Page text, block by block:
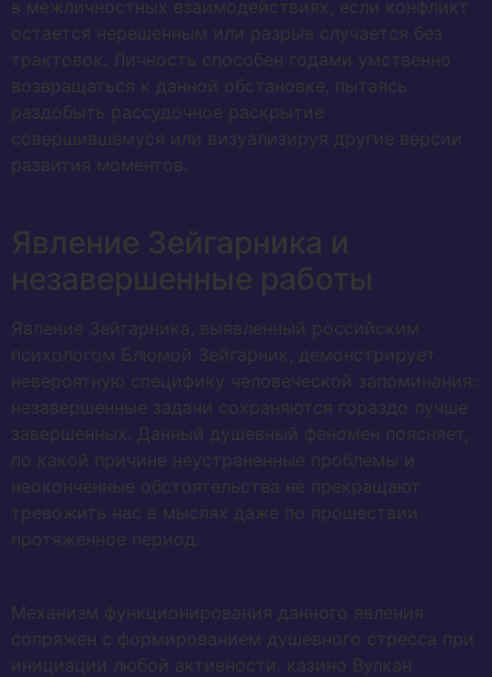
в межличностных взаимодействиях, если конфликт
остается нерешенным или разрыв случается без
трактовок. Личность способен годами умственно
возвращаться к данной обстановке, пытаясь
раздобыть рассудочное раскрытие
совершившемуся или визуализируя другие версии
развития моментов.
Явление Зейгарника и
незавершенные работы
Явление Зейгарника, выявленный российским
психологом Блюмой Зейгарник, демонстрирует
невероятную специфику человеческой запоминания:
незавершенные задачи сохраняются гораздо лучше
завершенных. Данный душевный феномен поясняет,
по какой причине неустраненные проблемы и
неоконченные обстоятельства не прекращают
тревожить нас в мыслях даже по прошествии
протяженное период.
Механизм функционирования данного явления
сопряжен с формированием душевного стресса при
инициации любой активности. казино Вулкан